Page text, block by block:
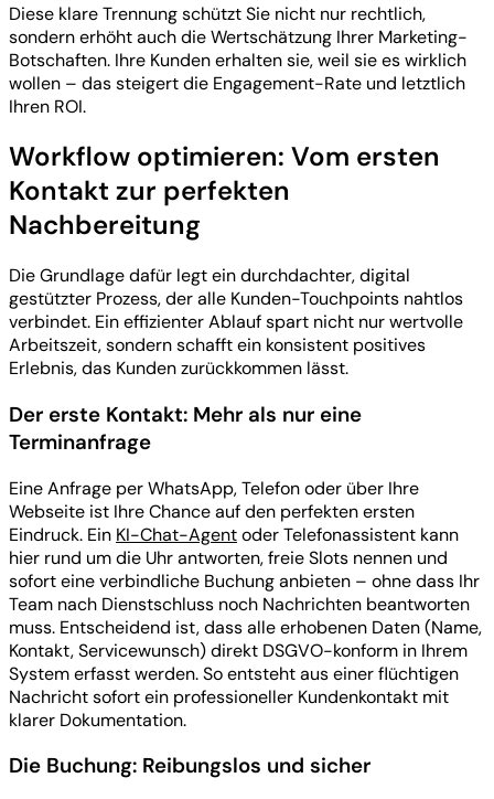
Diese klare Trennung schützt Sie nicht nur rechtlich,
sondern erhöht auch die Wertschätzung Ihrer Marketing-
Botschaften. Ihre Kunden erhalten sie, weil sie es wirklich
wollen – das steigert die Engagement-Rate und letztlich
Ihren ROI.
Workflow optimieren: Vom ersten
Kontakt zur perfekten
Nachbereitung
Die Grundlage dafür legt ein durchdachter, digital
gestützter Prozess, der alle Kunden-Touchpoints nahtlos
verbindet. Ein effizienter Ablauf spart nicht nur wertvolle
Arbeitszeit, sondern schafft ein konsistent positives
Erlebnis, das Kunden zurückkommen lässt.
Der erste Kontakt: Mehr als nur eine
Terminanfrage
Eine Anfrage per WhatsApp, Telefon oder über Ihre
Webseite ist Ihre Chance auf den perfekten ersten
Eindruck. Ein KI-Chat-Agentoder Telefonassistent kann
hier rund um die Uhr antworten, freie Slots nennen und
sofort eine verbindliche Buchung anbieten – ohne dass Ihr
Team nach Dienstschluss noch Nachrichten beantworten
muss. Entscheidend ist, dass alle erhobenen Daten (Name,
Kontakt, Servicewunsch) direkt DSGVO-konform in Ihrem
System erfasst werden. So entsteht aus einer flüchtigen
Nachricht sofort ein professioneller Kundenkontakt mit
klarer Dokumentation.
Die Buchung: Reibungslos und sicher